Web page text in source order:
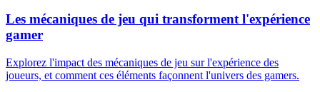
Les mécaniques de jeu qui transforment l'expérience
gamer
Explorez l'impact des mécaniques de jeu sur l'expérience des
joueurs, et comment ces éléments façonnent l'univers des gamers.